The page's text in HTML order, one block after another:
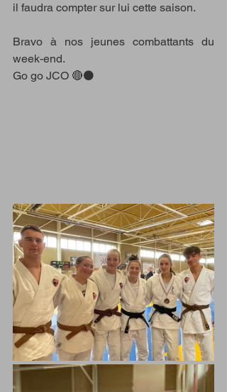
il faudra compter sur lui cette saison.
Bravo à nos jeunes combattants du
week-end.
Go go JCO 🔴⚫️